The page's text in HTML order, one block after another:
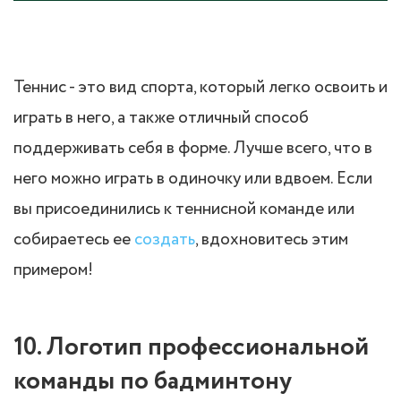
Теннис - это вид спорта, который легко освоить и
играть в него, а также отличный способ
поддерживать себя в форме. Лучше всего, что в
него можно играть в одиночку или вдвоем. Если
вы присоединились к теннисной команде или
собираетесь еесоздать, вдохновитесь этим
примером!
10. Логотип профессиональной
команды по бадминтону